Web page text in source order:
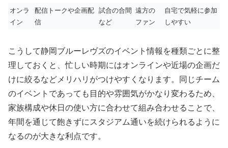
オンラ
イン
配信トークや企画配
信
試合の合間
など
遠方の
ファン
自宅で気軽に参加
しやすい
こうして静岡ブルーレヴズのイベント情報を種類ごとに整
理しておくと、忙しい時期にはオンラインや近場の企画だ
けに絞るなどメリハリがつけやすくなります。同じチーム
のイベントであっても目的や雰囲気がかなり変わるため、
家族構成や休日の使い方に合わせて組み合わせることで、
年間を通じて飽きずにスタジアム通いを続けられるように
なるのが大きな利点です。